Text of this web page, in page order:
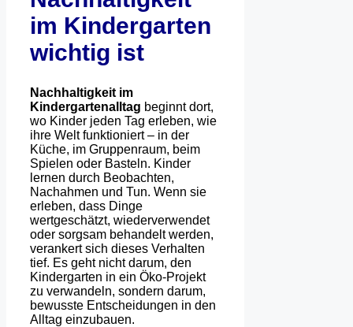
im Kindergarten
wichtig ist
Nachhaltigkeit im
Kindergartenalltag beginnt dort,
wo Kinder jeden Tag erleben, wie
ihre Welt funktioniert – in der
Küche, im Gruppenraum, beim
Spielen oder Basteln. Kinder
lernen durch Beobachten,
Nachahmen und Tun. Wenn sie
erleben, dass Dinge
wertgeschätzt, wiederverwendet
oder sorgsam behandelt werden,
verankert sich dieses Verhalten
tief. Es geht nicht darum, den
Kindergarten in ein Öko-Projekt
zu verwandeln, sondern darum,
bewusste Entscheidungen in den
Alltag einzubauen.